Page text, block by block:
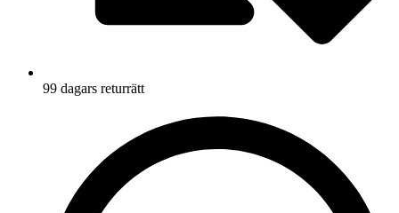
99 dagars returrätt